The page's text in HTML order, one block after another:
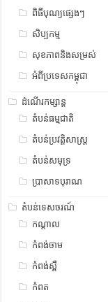
ពិធីបុណ្យផ្សេងៗ
សិប្បកម្ម
សុខភាពនិងសម្រស់
អំពីប្រទេសកម្ពុជា
ដំណើរកម្សាន្ត
តំបន់ធម្មជាតិ
តំបន់ប្រវត្តិសាស្រ្ត
តំបន់សមុទ្រ
ប្រាសាទបុរាណ
តំបន់ទេសចរណ៍
កណ្តាល
កំពង់ចាម
កំពង់ស្ពឺ
កំពត